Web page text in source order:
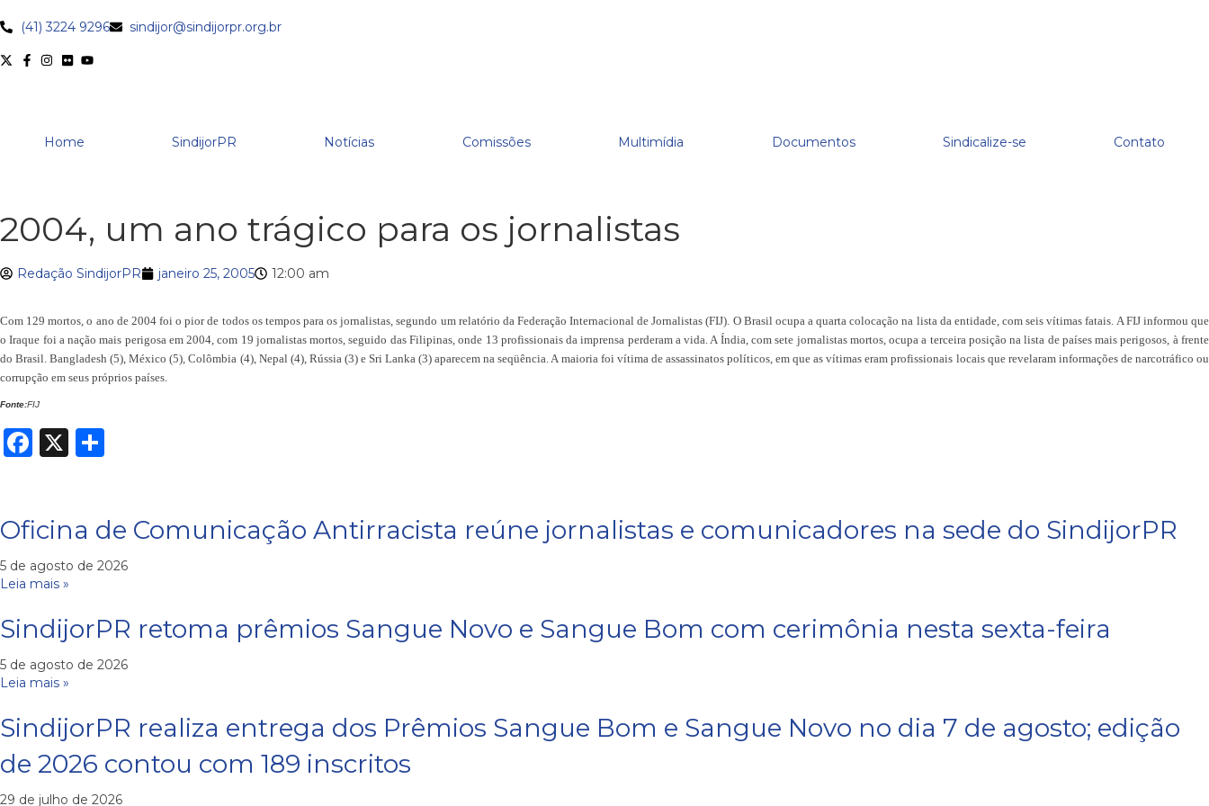
(41) 3224 9296 sindijor@sindijorpr.org.br
Home SindijorPR Notícias Comissões Multimídia Documentos Sindicalize-se Contato
2004, um ano trágico para os jornalistas
Redação SindijorPR janeiro 25, 2005 12:00 am
Com 129 mortos, o ano de 2004 foi o pior de todos os tempos para os jornalistas, segundo um relatório da Federação Internacional de Jornalistas (FIJ). O Brasil ocupa a quarta colocação na lista da entidade, com seis vítimas fatais. A FIJ informou que
o Iraque foi a nação mais perigosa em 2004, com 19 jornalistas mortos, seguido das Filipinas, onde 13 profissionais da imprensa perderam a vida. A Índia, com sete jornalistas mortos, ocupa a terceira posição na lista de países mais perigosos, à frente
do Brasil. Bangladesh (5), México (5), Colômbia (4), Nepal (4), Rússia (3) e Sri Lanka (3) aparecem na seqüência. A maioria foi vítima de assassinatos políticos, em que as vítimas eram profissionais locais que revelaram informações de narcotráfico ou
corrupção em seus próprios países.
Fonte:FIJ
Facebook
X
Oficina de Comunicação Antirracista reúne jornalistas e comunicadores na sede do SindijorPR
5 de agosto de 2026
Leia mais »
SindijorPR retoma prêmios Sangue Novo e Sangue Bom com cerimônia nesta sexta-feira
5 de agosto de 2026
Leia mais »
SindijorPR realiza entrega dos Prêmios Sangue Bom e Sangue Novo no dia 7 de agosto; edição
de 2026 contou com 189 inscritos
29 de julho de 2026